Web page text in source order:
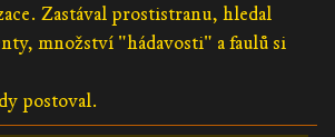
Zastával prostistranu, hledal
množství "hádavosti" a faulů si
postoval.